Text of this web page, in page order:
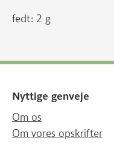
fedt: 2 g
Nyttige genveje
Om os
Om vores opskrifter